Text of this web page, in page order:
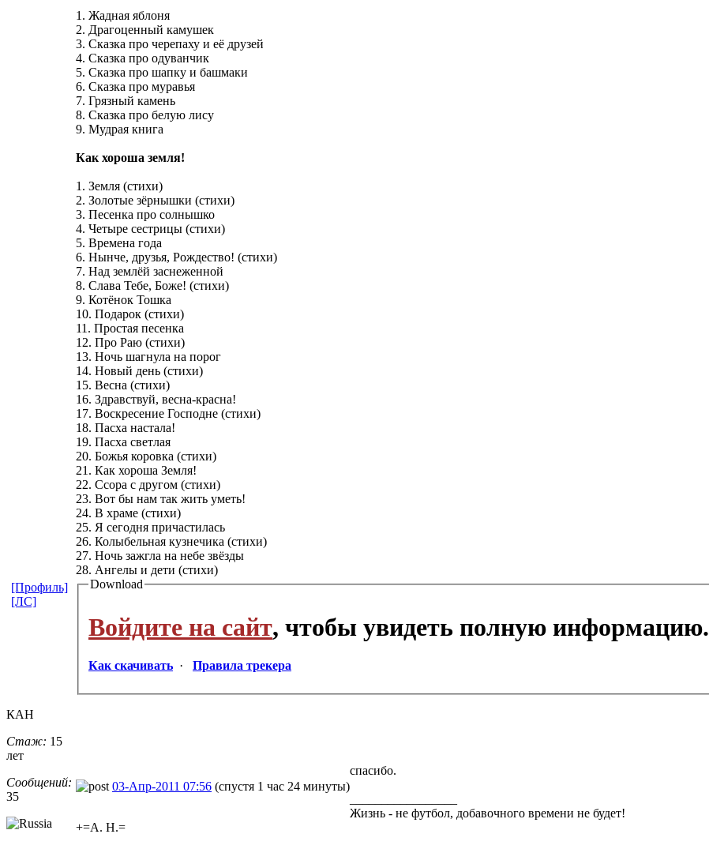
1. Жадная яблоня
2. Драгоценный камушек
3. Сказка про черепаху и её друзей
4. Сказка про одуванчик
5. Сказка про шапку и башмаки
6. Сказка про муравья
7. Грязный камень
8. Сказка про белую лису
9. Мудрая книга
Как хороша земля!
1. Земля (стихи)
2. Золотые зёрнышки (стихи)
3. Песенка про солнышко
4. Четыре сестрицы (стихи)
5. Времена года
6. Нынче, друзья, Рождество! (стихи)
7. Над землёй заснеженной
8. Слава Тебе, Боже! (стихи)
9. Котёнок Тошка
10. Подарок (стихи)
11. Простая песенка
12. Про Раю (стихи)
13. Ночь шагнула на порог
14. Новый день (стихи)
15. Весна (стихи)
16. Здравствуй, весна-красна!
17. Воскресение Господне (стихи)
18. Пасха настала!
19. Пасха светлая
20. Божья коровка (стихи)
21. Как хороша Земля!
22. Ссора с другом (стихи)
23. Вот бы нам так жить уметь!
24. В храме (стихи)
25. Я сегодня причастилась
26. Колыбельная кузнечика (стихи)
27. Ночь зажгла на небе звёзды
28. Ангелы и дети (стихи)
Download
Войдите на сайт, чтобы увидеть полную информацию.
Как скачивать · Правила трекера
[Профиль]
[ЛС]
КАН
Стаж: 15
лет
Сообщений:
35
03-Апр-2011 07:56 (спустя 1 час 24 минуты)
спасибо.
Жизнь - не футбол, добавочного времени не будет!
+=А. Н.=